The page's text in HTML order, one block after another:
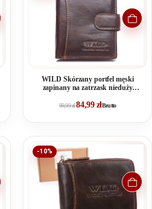
WILD Skórzany portfel męski
zapinany na zatrzask nieduży
99,99zł84,99 złBrutto
-10%